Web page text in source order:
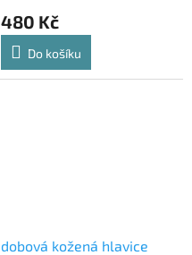
480 Kč
Do košíku
dobová kožená hlavice